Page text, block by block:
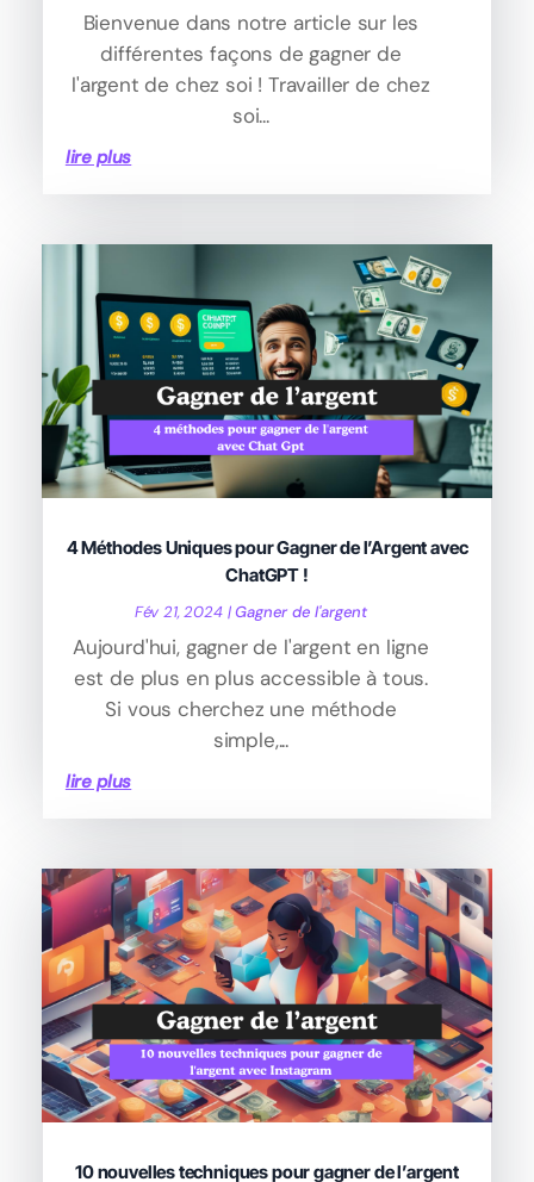
Bienvenue dans notre article sur les
différentes façons de gagner de
l'argent de chez soi ! Travailler de chez
soi...
lire plus
4 Méthodes Uniques pour Gagner de l’Argent avec
ChatGPT !
Fév 21, 2024|Gagner de l'argent
Aujourd'hui, gagner de l'argent en ligne
est de plus en plus accessible à tous.
Si vous cherchez une méthode
simple,...
lire plus
10 nouvelles techniques pour gagner de l’argent